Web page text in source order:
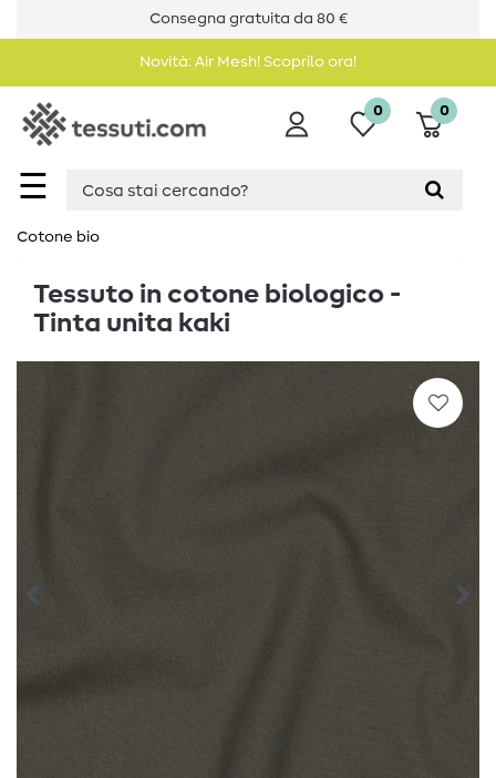
Consegna gratuita da 80 €
Novità: Air Mesh! Scoprilo ora!
☰
0 0
Cotone bio
Tessuto in cotone biologico -
Tinta unita kaki